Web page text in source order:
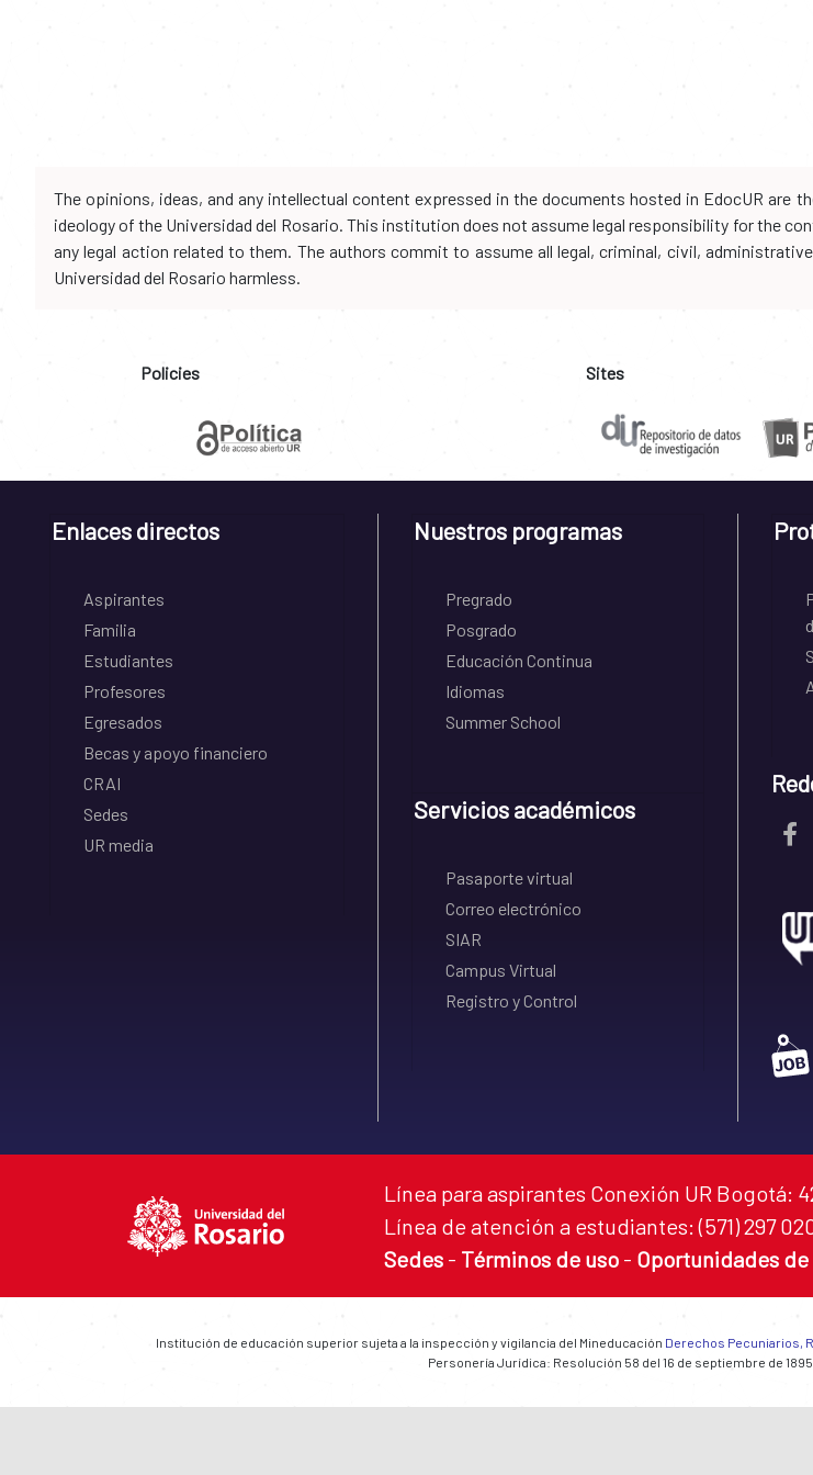
The opinions, ideas, and any intellectual content expressed in the documents hosted in EdocUR
ideology of the Universidad del Rosario. This institution does not assume legal responsibility for the
any legal action related to them. The authors commit to assume all legal, criminal, civil,
Universidad del Rosario harmless.
Policies Sites
Enlaces directos
Aspirantes
Familia
Estudiantes
Profesores
Egresados
Becas y apoyo financiero
CRAI
Sedes
UR media
Nuestros programas
Pregrado
Posgrado
Educación Continua
Idiomas
Summer School
Servicios académicos
Pasaporte virtual
Correo electrónico
SIAR
Campus Virtual
Registro y Control
Línea para aspirantes Conexión UR Bogotá:
Línea de atención a estudiantes: (571) 297
Sedes - Términos de uso - Oportunidades
Institución de educación superior sujeta a la inspección y vigilancia del Mineducación Derechos Pecuniarios,
Personería Jurídica: Resolución 58 del 16 de septiembre de